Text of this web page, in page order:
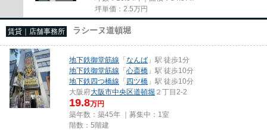
坪単価： 2.5万円
賃貸｜店舗事務所 ラシーヌ道頓堀
地下鉄御堂筋線 「なんば 」駅 徒歩1分
地下鉄御堂筋線 「心斎橋 」駅 徒歩10分
地下鉄四つ橋線 「四ツ橋 」駅 徒歩10分
大阪府大阪市中央区道頓堀 ２丁目2-2
19.8万円
築年数：築45年 ｜募集中： 1室
階数：5階建